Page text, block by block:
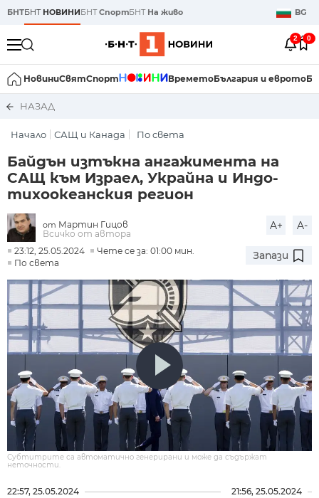
БНТБНТ НОВИНИБНТСпортБНТ На живо BG
2 0
НовиниСвятСпорт ВреметоБългария и еврото
НАЗАД
Начало САЩ и Канада По света
Байдън изтъкна ангажимента на
САЩ към Израел, Украйна и Индо-
тихоокеанския регион
от Мартин Гицов
Всичко от автора
A+ A-
23:12, 25.05.2024
Чете се за: 01:00 мин.
По света
Запази
Субтитрите са автоматично генерирани и може да съдържат
неточности.
22:57, 25.05.2024 21:56, 25.05.2024